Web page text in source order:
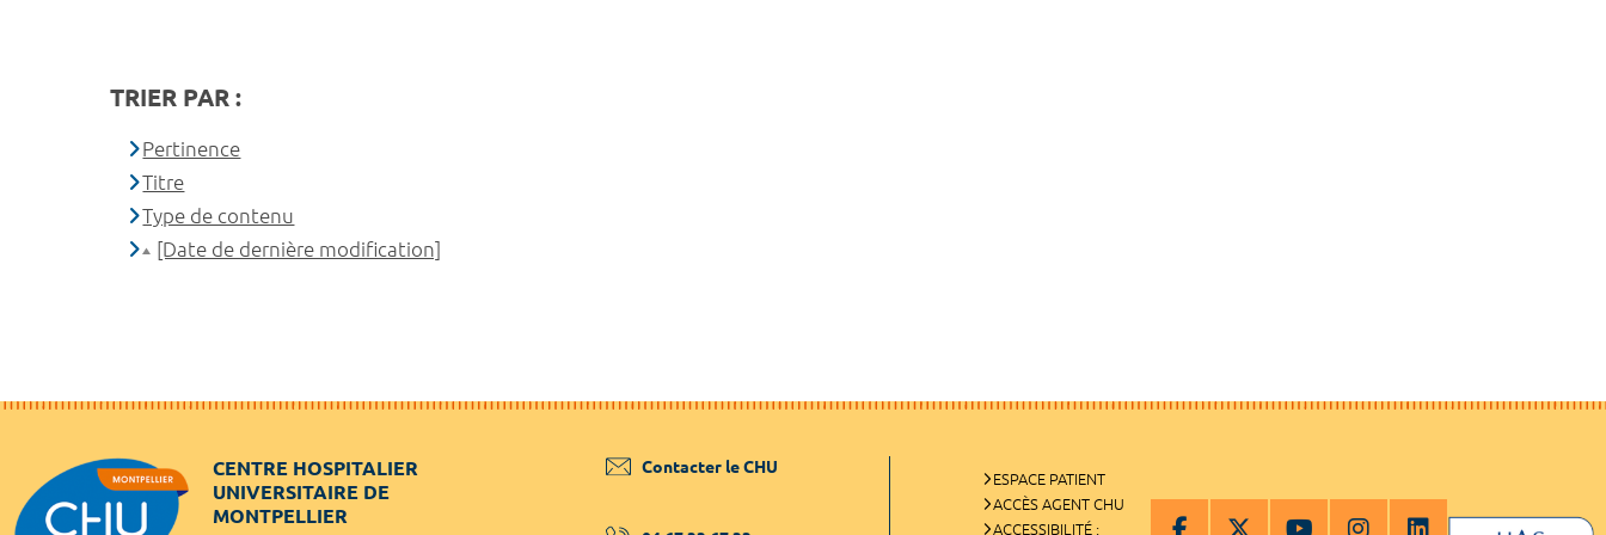
TRIER PAR :
Pertinence
Titre
Type de contenu
[Date de dernière modification]
CENTRE HOSPITALIER
UNIVERSITAIRE DE
MONTPELLIER
Contacter le CHU
ESPACE PATIENT
ACCÈS AGENT CHU
ACCESSIBILITÉ :